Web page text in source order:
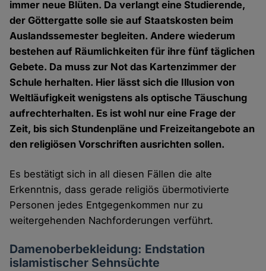
immer neue Blüten. Da verlangt eine Studierende,
der Göttergatte solle sie auf Staatskosten beim
Auslandssemester begleiten. Andere wiederum
bestehen auf Räumlichkeiten für ihre fünf täglichen
Gebete. Da muss zur Not das Kartenzimmer der
Schule herhalten. Hier lässt sich die Illusion von
Weltläufigkeit wenigstens als optische Täuschung
aufrechterhalten. Es ist wohl nur eine Frage der
Zeit, bis sich Stundenpläne und Freizeitangebote an
den religiösen Vorschriften ausrichten sollen.
Es bestätigt sich in all diesen Fällen die alte
Erkenntnis, dass gerade religiös übermotivierte
Personen jedes Entgegenkommen nur zu
weitergehenden Nachforderungen verführt.
Damenoberbekleidung: Endstation
islamistischer Sehnsüchte